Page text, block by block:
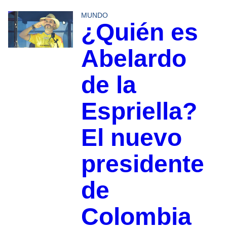
MUNDO
¿Quién es
Abelardo
de la
Espriella?
El nuevo
presidente
de
Colombia